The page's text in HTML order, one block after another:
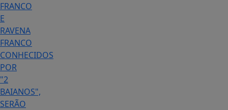
FRANCO
E
RAVENA
FRANCO
CONHECIDOS
POR
"2
BAIANOS",
SERÃO